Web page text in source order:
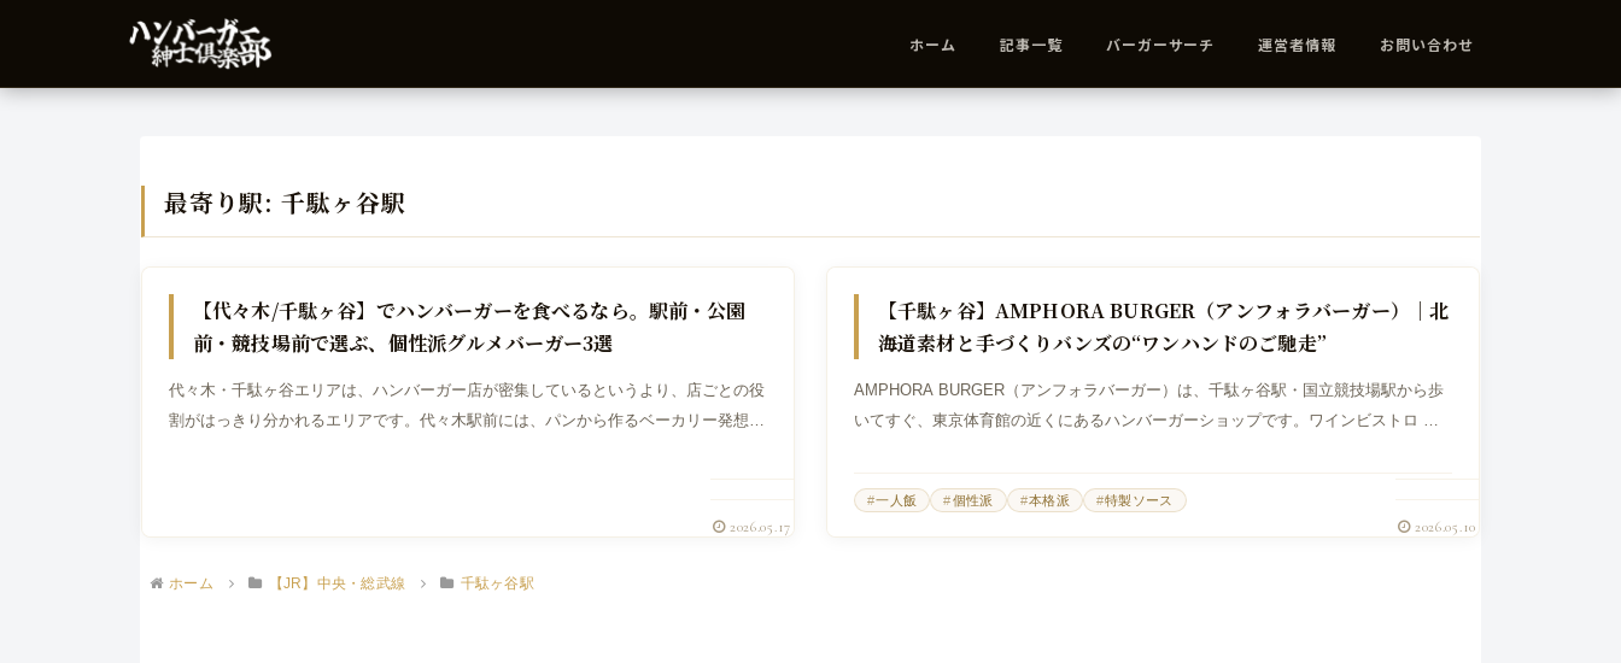
ホーム 記事一覧 バーガーサーチ 運営者情報 お問い合わせ
最寄り駅: 千駄ヶ谷駅
【代々木/千駄ヶ谷】でハンバーガーを食べるなら。駅前・公園
前・競技場前で選ぶ、個性派グルメバーガー3選
代々木・千駄ヶ谷エリアは、ハンバーガー店が密集しているというより、店ごとの役
割がはっきり分かれるエリアです。代々木駅前には、パンから作るベーカリー発想の
2026.05.17
【千駄ヶ谷】AMPHORA BURGER（アンフォラバーガー）｜北
海道素材と手づくりバンズの“ワンハンドのご馳走”
AMPHORA BURGER（アンフォラバーガー）は、千駄ヶ谷駅・国立競技場駅から歩
いてすぐ、東京体育館の近くにあるハンバーガーショップです。ワインビストロ ア
2026.05.10
一人飯 個性派 本格派 特製ソース
ホーム 【JR】中央・総武線 千駄ヶ谷駅